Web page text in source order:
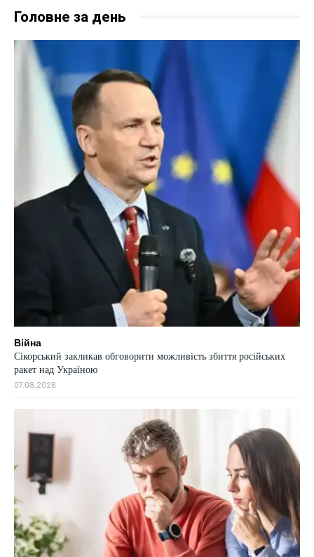
Головне за день
Війна
Сікорський закликав обговорити можливість збиття російських
ракет над Україною
07.08.2026